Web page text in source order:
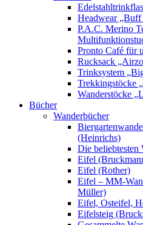
Headwear
P.A.C. Merino
Pronto Café für
Rucksack
Trinksystem
Trekkingstöcke
Wanderstöcke
Bücher
Wanderbücher
(Heinrichs)
Die beliebtesten
Eifel
Eifel (Rother)
Eifel – MM-
Müller)
Eifel, Osteifel,
Eifelsteig